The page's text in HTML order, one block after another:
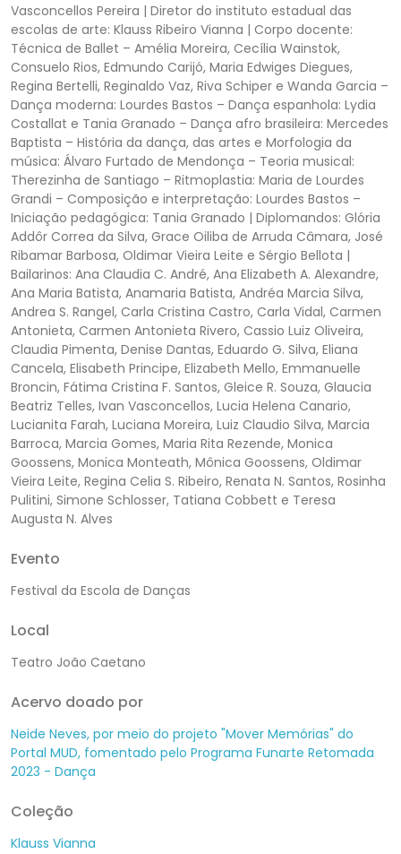
Vasconcellos Pereira | Diretor do instituto estadual das
escolas de arte: Klauss Ribeiro Vianna | Corpo docente:
Técnica de Ballet – Amélia Moreira, Cecília Wainstok,
Consuelo Rios, Edmundo Carijó, Maria Edwiges Diegues,
Regina Bertelli, Reginaldo Vaz, Riva Schiper e Wanda Garcia –
Dança moderna: Lourdes Bastos – Dança espanhola: Lydia
Costallat e Tania Granado – Dança afro brasileira: Mercedes
Baptista – História da dança, das artes e Morfologia da
música: Álvaro Furtado de Mendonça – Teoria musical:
Therezinha de Santiago – Ritmoplastia: Maria de Lourdes
Grandi – Composição e interpretação: Lourdes Bastos –
Iniciação pedagógica: Tania Granado | Diplomandos: Glória
Addôr Correa da Silva, Grace Oiliba de Arruda Câmara, José
Ribamar Barbosa, Oldimar Vieira Leite e Sérgio Bellota |
Bailarinos: Ana Claudia C. André, Ana Elizabeth A. Alexandre,
Ana Maria Batista, Anamaria Batista, Andréa Marcia Silva,
Andrea S. Rangel, Carla Cristina Castro, Carla Vidal, Carmen
Antonieta, Carmen Antonieta Rivero, Cassio Luiz Oliveira,
Claudia Pimenta, Denise Dantas, Eduardo G. Silva, Eliana
Cancela, Elisabeth Principe, Elizabeth Mello, Emmanuelle
Broncin, Fátima Cristina F. Santos, Gleice R. Souza, Glaucia
Beatriz Telles, Ivan Vasconcellos, Lucia Helena Canario,
Lucianita Farah, Luciana Moreira, Luiz Claudio Silva, Marcia
Barroca, Marcia Gomes, Maria Rita Rezende, Monica
Goossens, Monica Monteath, Mônica Goossens, Oldimar
Vieira Leite, Regina Celia S. Ribeiro, Renata N. Santos, Rosinha
Pulitini, Simone Schlosser, Tatiana Cobbett e Teresa
Augusta N. Alves
Evento
Festival da Escola de Danças
Local
Teatro João Caetano
Acervo doado por
Neide Neves, por meio do projeto "Mover Memórias" do
Portal MUD, fomentado pelo Programa Funarte Retomada
2023 - Dança
Coleção
Klauss Vianna